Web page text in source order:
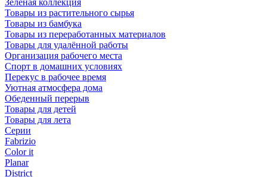
Зеленая коллекция
Товары из растительного сырья
Товары из бамбука
Товары из переработанных материалов
Товары для удалённой работы
Организация рабочего места
Спорт в домашних условиях
Перекус в рабочее время
Уютная атмосфера дома
Обеденный перерыв
Товары для детей
Товары для лета
Серии
Fabrizio
Color it
Planar
District